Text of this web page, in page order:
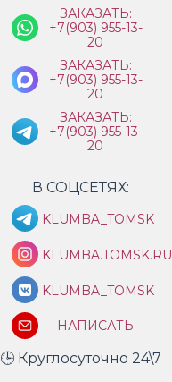
ЗАКАЗАТЬ:
+7(903) 955-13-
20
ЗАКАЗАТЬ:
+7(903) 955-13-
20
ЗАКАЗАТЬ:
+7(903) 955-13-
20
В СОЦСЕТЯХ:
KLUMBA_TOMSK
KLUMBA.TOMSK.RU
KLUMBA_TOMSK
НАПИСАТЬ
🕒 Круглосуточно 24\7